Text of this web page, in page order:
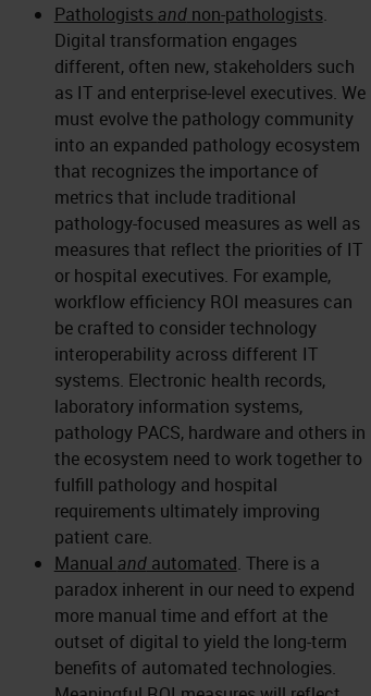
Pathologistsandnon-pathologists.
Digital transformation engages
different, often new, stakeholders such
as IT and enterprise-level executives. We
must evolve the pathology community
into an expanded pathology ecosystem
that recognizes the importance of
metrics that include traditional
pathology-focused measures as well as
measures that reflect the priorities of IT
or hospital executives. For example,
workflow efficiency ROI measures can
be crafted to consider technology
interoperability across different IT
systems. Electronic health records,
laboratory information systems,
pathology PACS, hardware and others in
the ecosystem need to work together to
fulfill pathology and hospital
requirements ultimately improving
patient care.
Manual andautomated. There is a
paradox inherent in our need to expend
more manual time and effort at the
outset of digital to yield the long-term
benefits of automated technologies.